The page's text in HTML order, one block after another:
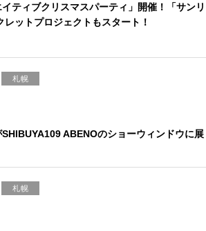
ティブクリスマスパーティ」開催！「サンリ
ットプロジェクトもスタート！
札幌
ABENOのショーウィンドウに展
札幌